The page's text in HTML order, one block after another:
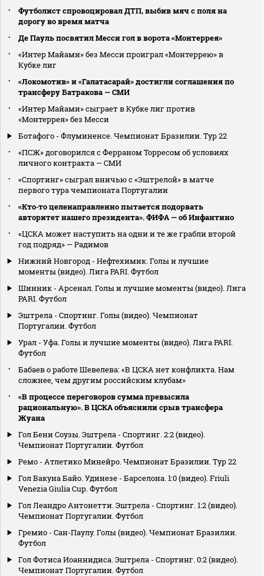
Футболист спровоцировал ДТП, выбив мяч с поля на
дорогу во время матча
Де Пауль посвятил Месси гол в ворота «Монтеррея»
«Интер Майами» без Месси проиграл «Монтеррею» в
Кубке лиг
«Локомотив» и «Галатасарай» достигли соглашения по
трансферу Батракова — СМИ
«Интер Майами» сыграет в Кубке лиг против
«Монтеррея» без Месси
Ботафого - Флуминенсе. Чемпионат Бразилии. Тур 22
«ПСЖ» договорился с Ферраном Торресом об условиях
личного контракта — СМИ
«Спортинг» сыграл вничью с «Эштрелой» в матче
первого тура чемпионата Португалии
«Кто‑то целенаправленно пытается подорвать
авторитет нашего президента». ФИФА — об Инфантино
«ЦСКА может наступить на одни и те же грабли второй
год подряд» — Радимов
Нижний Новгород - Нефтехимик. Голы и лучшие
моменты (видео). Лига PARI. Футбол
Шинник - Арсенал. Голы и лучшие моменты (видео). Лига
PARI. Футбол
Эштрела - Спортинг. Голы (видео). Чемпионат
Португалии. Футбол
Урал - Уфа. Голы и лучшие моменты (видео). Лига PARI.
Футбол
Бабаев о работе Шевелева: «В ЦСКА нет конфликта. Нам
сложнее, чем другим российским клубам»
«В процессе переговоров сумма превысила
рациональную». В ЦСКА объяснили срыв трансфера
Жуана
Гол Бени Соузы. Эштрела - Спортинг. 2:2 (видео).
Чемпионат Португалии. Футбол
Ремо - Атлетико Минейро. Чемпионат Бразилии. Тур 22
Гол Вакуна Байо. Удинезе - Барселона. 1:0 (видео). Friuli
Venezia Giulia Cup. Футбол
Гол Леандро Антонетти. Эштрела - Спортинг. 1:2 (видео).
Чемпионат Португалии. Футбол
Гремио - Сан-Паулу. Голы (видео). Чемпионат Бразилии.
Футбол
Гол Фотиса Иоаннидиса. Эштрела - Спортинг. 0:2 (видео).
Чемпионат Португалии. Футбол